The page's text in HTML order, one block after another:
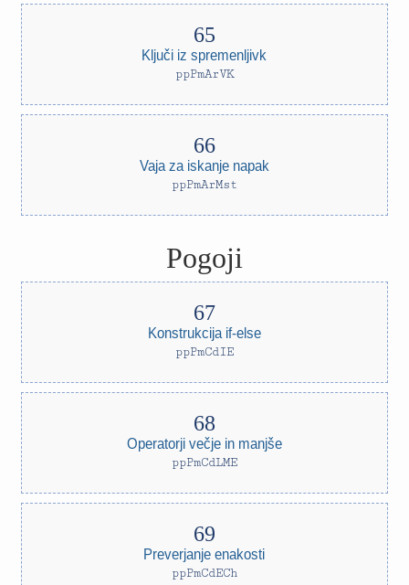
Ključi iz spremenljivk
ppPmArVK
Vaja za iskanje napak
ppPmArMst
Pogoji
Konstrukcija if-else
ppPmCdIE
Operatorji večje in manjše
ppPmCdLME
Preverjanje enakosti
ppPmCdECh